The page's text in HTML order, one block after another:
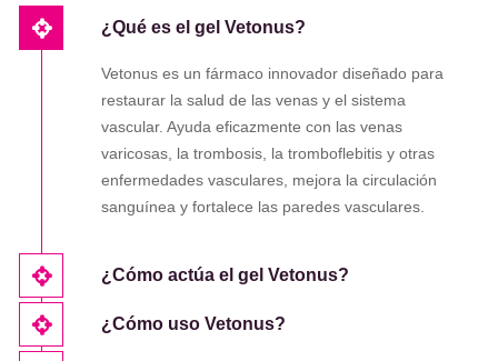
¿Qué es el gel Vetonus?
Vetonus es un fármaco innovador diseñado para
restaurar la salud de las venas y el sistema
vascular. Ayuda eficazmente con las venas
varicosas, la trombosis, la tromboflebitis y otras
enfermedades vasculares, mejora la circulación
sanguínea y fortalece las paredes vasculares.
¿Cómo actúa el gel Vetonus?
¿Cómo uso Vetonus?